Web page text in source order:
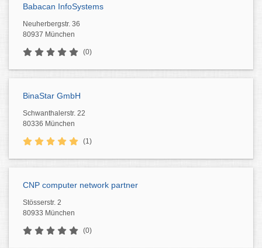
Babacan InfoSystems
Neuherbergstr. 36
80937 München
(0)
BinaStar GmbH
Schwanthalerstr. 22
80336 München
(1)
CNP computer network partner
Stösserstr. 2
80933 München
(0)